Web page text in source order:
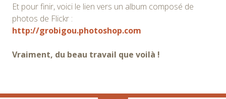
Et pour finir, voici le lien vers un album composé de
photos de Flickr :
http://grobigou.photoshop.com
Vraiment, du beau travail que voilà !